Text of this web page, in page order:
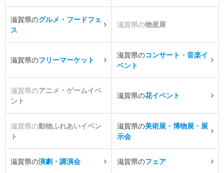
滋賀県のグルメ・フードフェ
ス
滋賀県の物産展
滋賀県のフリーマーケット
滋賀県のコンサート・音楽イ
ベント
滋賀県のアニメ・ゲームイベ
ント
滋賀県の花イベント
滋賀県の動物ふれあいイベン
ト
滋賀県の美術展・博物展・展
示会
滋賀県の演劇・講演会 滋賀県のフェア